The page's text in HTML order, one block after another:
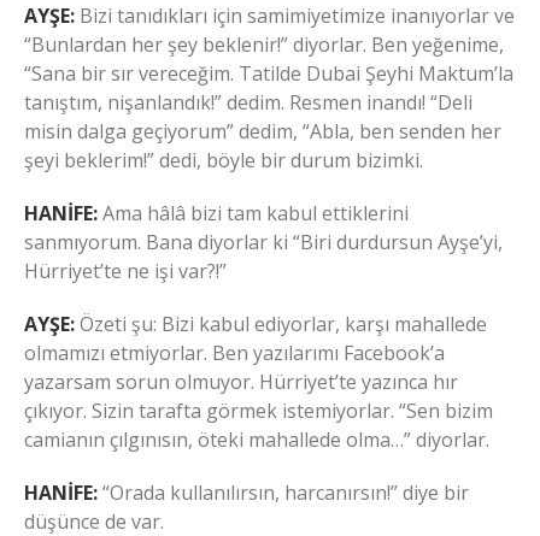
AYŞE: Bizi tanıdıkları için samimiyetimize inanıyorlar ve
“Bunlardan her şey beklenir!” diyorlar. Ben yeğenime,
“Sana bir sır vereceğim. Tatilde Dubai Şeyhi Maktum’la
tanıştım, nişanlandık!” dedim. Resmen inandı! “Deli
misin dalga geçiyorum” dedim, “Abla, ben senden her
şeyi beklerim!” dedi, böyle bir durum bizimki.
HANİFE:Ama hâlâ bizi tam kabul ettiklerini
sanmıyorum. Bana diyorlar ki “Biri durdursun Ayşe’yi,
Hürriyet’te ne işi var?!”
AYŞE:Özeti şu: Bizi kabul ediyorlar, karşı mahallede
olmamızı etmiyorlar. Ben yazılarımı Facebook’a
yazarsam sorun olmuyor. Hürriyet’te yazınca hır
çıkıyor. Sizin tarafta görmek istemiyorlar. “Sen bizim
camianın çılgınısın, öteki mahallede olma…” diyorlar.
HANİFE:“Orada kullanılırsın, harcanırsın!” diye bir
düşünce de var.